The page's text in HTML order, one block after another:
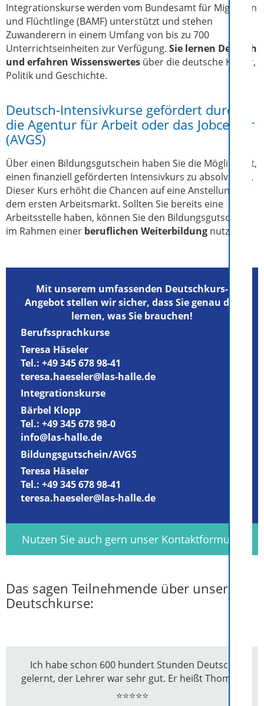
Integrationskurse werden vom Bundesamt für Migration
und Flüchtlinge (BAMF) unterstützt und stehen
Zuwanderern in einem Umfang von bis zu 700
Unterrichtseinheiten zur Verfügung. Sie lernen Deutsch
und erfahren Wissenswertes über die deutsche Kultur,
Politik und Geschichte.
Deutsch-Intensivkurse gefördert durch
die Agentur für Arbeit oder das Jobcenter
(AVGS)
Über einen Bildungsgutschein haben Sie die Möglichkeit,
einen finanziell geförderten Intensivkurs zu absolvieren.
Dieser Kurs erhöht die Chancen auf eine Anstellung auf
dem ersten Arbeitsmarkt. Sollten Sie bereits eine
Arbeitsstelle haben, können Sie den Bildungsgutschein
im Rahmen einer beruflichen Weiterbildung nutzen.
Mit unserem umfassenden Deutschkurs-
Angebot stellen wir sicher, dass Sie genau das
lernen, was Sie brauchen!
Berufssprachkurse
Teresa Häseler
Tel.: +49 345 678 98-41
teresa.haeseler@las-halle.de
Integrationskurse
Bärbel Klopp
Tel.: +49 345 678 98-0
info@las-halle.de
Bildungsgutschein/AVGS
Teresa Häseler
Tel.: +49 345 678 98-41
teresa.haeseler@las-halle.de
Nutzen Sie auch gern unser Kontaktformular
Das sagen Teilnehmende über unsere
Deutschkurse:
Ich habe schon 600 hundert Stunden Deutsch
gelernt, der Lehrer war sehr gut. Er heißt Thomas.
⭐⭐⭐⭐⭐